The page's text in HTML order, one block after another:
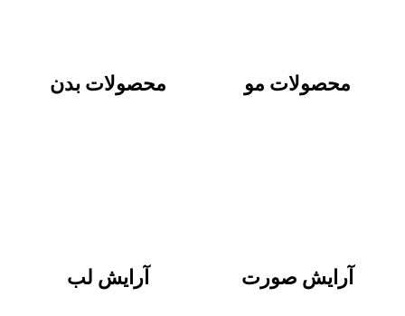
محصولات مو محصولات بدن
آرایش صورت آرایش لب